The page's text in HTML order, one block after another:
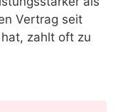
Vertrag seit
zahlt oft zu